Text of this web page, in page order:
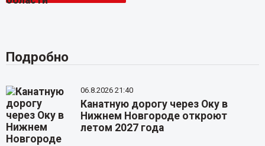
Подробно
06.8.2026 21:40
Канатную дорогу через Оку в
Нижнем Новгороде откроют
летом 2027 года